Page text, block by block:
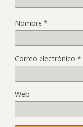
Nombre *
Correo electrónico *
Web